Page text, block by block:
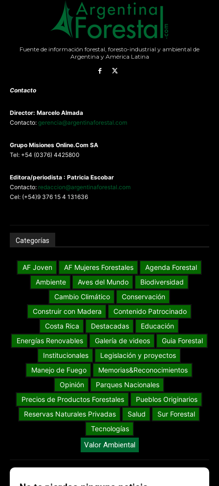
Fuente de información forestal, foresto-industrial y ambiental de
Argentina y América Latina
Contacto
Director: Marcelo Almada
Contacto: gerencia@argentinaforestal.com
Grupo Misiones Online.Com SA
Tel: +54 (0376) 4425800
Editora/periodista : Patricia Escobar
Contacto: redaccion@argentinaforestal.com
Cel: (+54)9 376 15 4 131636
Categorías
AF Joven AF Mujeres Forestales
Agenda Forestal
Ambiente
Aves del Mundo
Biodiversidad
Cambio Climático
Conservación
Construir con Madera
Contenido Patrocinado
Costa Rica
Destacadas
Educación
Energías Renovables
Galería de videos
Guia Forestal
Institucionales
Legislación y proyectos
Manejo de Fuego
Memorias&Reconocimientos
Opinión
Parques Nacionales
Precios de Productos Forestales
Pueblos Originarios
Reservas Naturales Privadas
Salud
Sur Forestal
Tecnologías
Valor Ambiental